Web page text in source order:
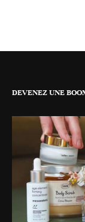
DEVENEZ UNE